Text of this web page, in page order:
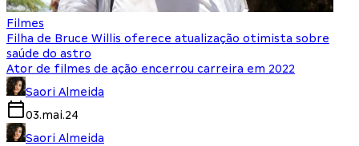
Filmes
Filha de Bruce Willis oferece atualização otimista sobre
saúde do astro
Ator de filmes de ação encerrou carreira em 2022
Saori Almeida
03.mai.24
Saori Almeida